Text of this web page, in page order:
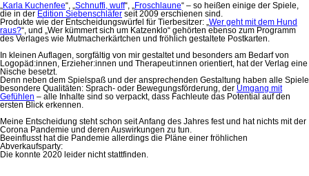
„Karla Kuchenfee“, „Schnuffi, wuff“, „Froschlaune“ – so heißen einige der Spiele,
die in der Edition Siebenschläfer seit 2009 erschienen sind.
Produkte wie der Entscheidungswürfel für Tierbesitzer: „Wer geht mit dem Hund
raus?“, und „Wer kümmert sich um Katzenklo“ gehörten ebenso zum Programm
des Verlages wie Mutmacherkärtchen und fröhlich gestaltete Postkarten.
In kleinen Auflagen, sorgfältig von mir gestaltet und besonders am Bedarf von
Logopäd:innen, Erzieher:innen und Therapeut:innen orientiert, hat der Verlag eine
Nische besetzt.
Denn neben dem Spielspaß und der ansprechenden Gestaltung haben alle Spiele
besondere Qualitäten: Sprach- oder Bewegungsförderung, der Umgang mit
Gefühlen – alle Inhalte sind so verpackt, dass Fachleute das Potential auf den
ersten Blick erkennen.
Meine Entscheidung steht schon seit Anfang des Jahres fest und hat nichts mit der
Corona Pandemie und deren Auswirkungen zu tun.
Beeinflusst hat die Pandemie allerdings die Pläne einer fröhlichen
Abverkaufsparty:
Die konnte 2020 leider nicht stattfinden.